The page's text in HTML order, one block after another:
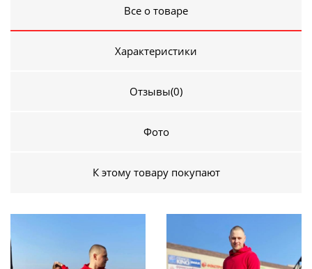
Все о товаре
Характеристики
Отзывы(0)
Фото
К этому товару покупают